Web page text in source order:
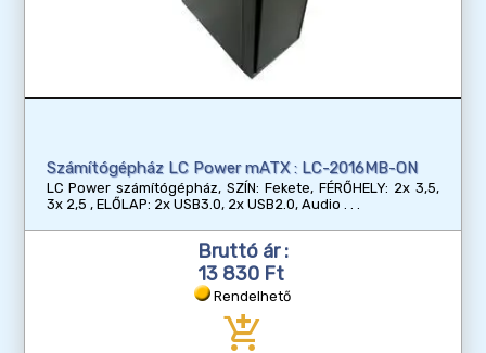
Számítógépház LC Power mATX : LC-2016MB-ON
LC Power számítógépház, SZÍN: Fekete, FÉRŐHELY: 2x 3,5,
3x 2,5 , ELŐLAP: 2x USB3.0, 2x USB2.0, Audio
Bruttó ár :
13 830 Ft
Rendelhető
add_shopping_cart